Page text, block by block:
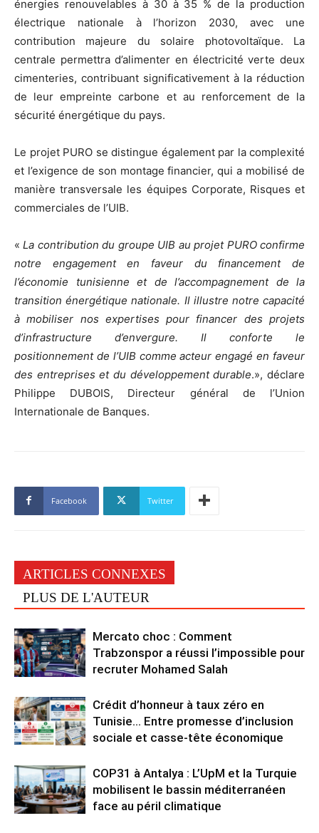
énergies renouvelables à 30 à 35 % de la production
électrique nationale à l’horizon 2030, avec une
contribution majeure du solaire photovoltaïque. La
centrale permettra d’alimenter en électricité verte deux
cimenteries, contribuant significativement à la réduction
de leur empreinte carbone et au renforcement de la
sécurité énergétique du pays.
Le projet PURO se distingue également par la complexité
et l’exigence de son montage financier, qui a mobilisé de
manière transversale les équipes Corporate, Risques et
commerciales de l’UIB.
«La contribution du groupe UIB au projet PURO confirme
notre engagement en faveur du financement de
l’économie tunisienne et de l’accompagnement de la
transition énergétiquenationale. Il illustre notre capacité
à mobiliser nos expertises pour financer des projets
d’infrastructure d’envergure. Il conforte le
positionnement de l’UIB comme acteur engagé en faveur
des entreprises et du développement durable.», déclare
Philippe DUBOIS, Directeur général de l’Union
Internationale de Banques.
Facebook Twitter
ARTICLES CONNEXES
PLUS DE L'AUTEUR
Mercato choc : Comment
Trabzonspor a réussi l’impossible pour
recruter Mohamed Salah
Crédit d’honneur à taux zéro en
Tunisie… Entre promesse d’inclusion
sociale et casse-tête économique
COP31 à Antalya : L’UpM et la Turquie
mobilisent le bassin méditerranéen
face au péril climatique